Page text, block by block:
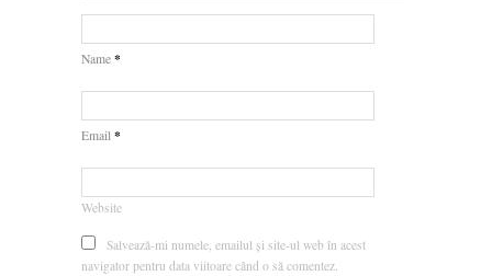
Name *
Email *
Website
Salvează-mi numele, emailul și site-ul web în acest
navigator pentru data viitoare când o să comentez.